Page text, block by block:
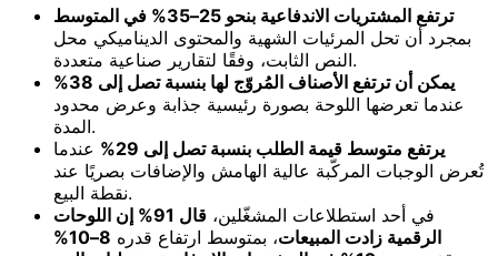
ترتفع المشتريات الاندفاعية بنحو 25–35% في المتوسط
بمجرد أن تحل المرئيات الشهية والمحتوى الديناميكي محل
النص الثابت، وفقًا لتقارير صناعية متعددة.
يمكن أن ترتفع الأصناف المُروّج لها بنسبة تصل إلى 38%
عندما تعرضها اللوحة بصورة رئيسية جذابة وعرض محدود
المدة.
يرتفع متوسط قيمة الطلب بنسبة تصل إلى 29%
عندما
تُعرض الوجبات المركّبة عالية الهامش والإضافات بصريًا عند
نقطة البيع.
في أحد استطلاعات المشغّلين،
قال 91% إن اللوحات
الرقمية زادت المبيعات، بمتوسط ارتفاع قدره 8–10%